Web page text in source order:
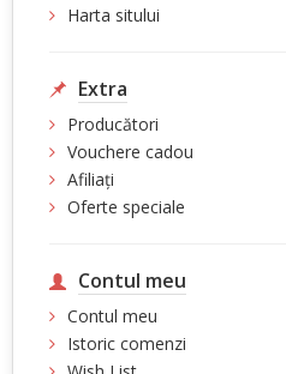
Harta sitului
Extra
Producători
Vouchere cadou
Afiliaţi
Oferte speciale
Contul meu
Contul meu
Istoric comenzi